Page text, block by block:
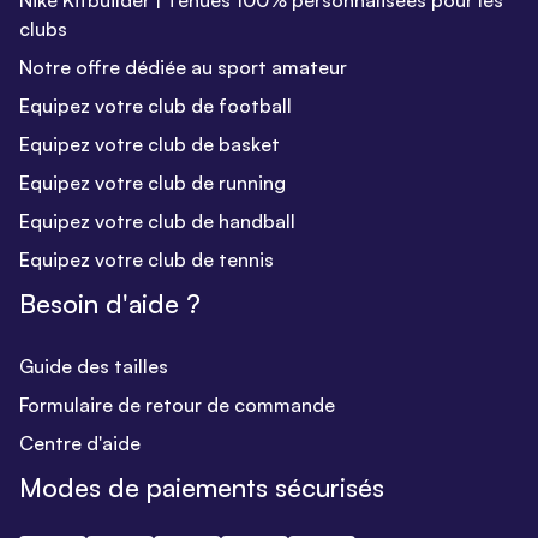
clubs
Notre offre dédiée au sport amateur
Equipez votre club de football
Equipez votre club de basket
Equipez votre club de running
Equipez votre club de handball
Equipez votre club de tennis
Besoin d'aide ?
Guide des tailles
Formulaire de retour de commande
Centre d'aide
Modes de paiements sécurisés